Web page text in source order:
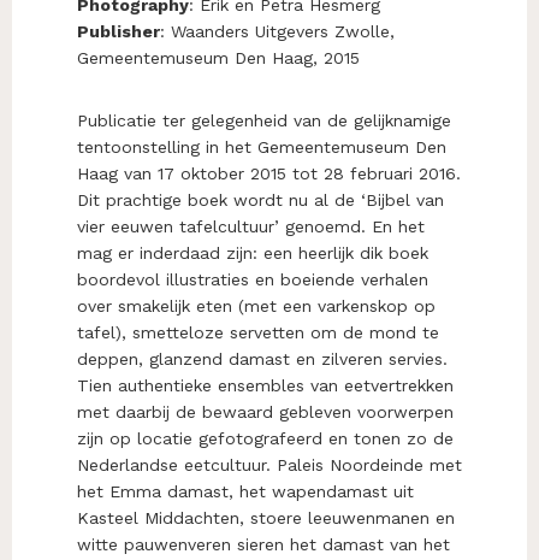
Photography: Erik en Petra Hesmerg
Publisher: Waanders Uitgevers Zwolle,
Gemeentemuseum Den Haag, 2015
Publicatie ter gelegenheid van de gelijknamige
tentoonstelling in het Gemeentemuseum Den
Haag van 17 oktober 2015 tot 28 februari 2016.
Dit prachtige boek wordt nu al de ‘Bijbel van
vier eeuwen tafelcultuur’ genoemd. En het
mag er inderdaad zijn: een heerlijk dik boek
boordevol illustraties en boeiende verhalen
over smakelijk eten (met een varkenskop op
tafel), smetteloze servetten om de mond te
deppen, glanzend damast en zilveren servies.
Tien authentieke ensembles van eetvertrekken
met daarbij de bewaard gebleven voorwerpen
zijn op locatie gefotografeerd en tonen zo de
Nederlandse eetcultuur. Paleis Noordeinde met
het Emma damast, het wapendamast uit
Kasteel Middachten, stoere leeuwenmanen en
witte pauwenveren sieren het damast van het